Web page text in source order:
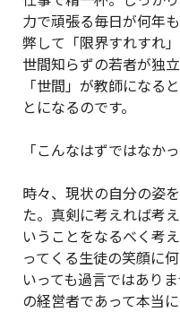
力で頑張る毎日が何年
弊して「限界すれすれ
世間知らずの若者が独
「世間」が教師になる
とになるのです。
「こんなはずではなかっ
時々、現状の自分の姿
た。真剣に考えれば考
いうことをなるべく考
ってくる生徒の笑顔に
いっても過言ではあり
の経営者であって本当